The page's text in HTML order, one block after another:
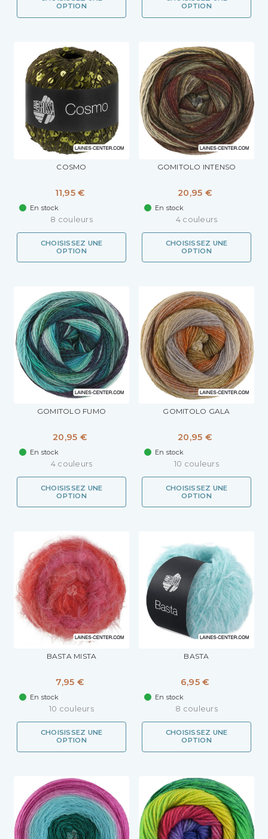
OPTION
OPTION
COSMO
11,95 €
En stock
8 couleurs
CHOISISSEZ UNE
OPTION
GOMITOLO INTENSO
20,95 €
En stock
4 couleurs
CHOISISSEZ UNE
OPTION
GOMITOLO FUMO
20,95 €
En stock
4 couleurs
CHOISISSEZ UNE
OPTION
GOMITOLO GALA
20,95 €
En stock
10 couleurs
CHOISISSEZ UNE
OPTION
BASTA MISTA
7,95 €
En stock
10 couleurs
CHOISISSEZ UNE
OPTION
BASTA
6,95 €
En stock
8 couleurs
CHOISISSEZ UNE
OPTION